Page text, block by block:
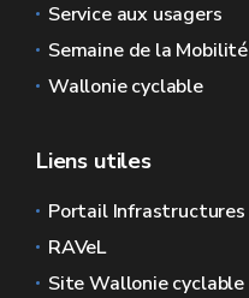
Service aux usagers
Semaine de la Mobilité
Wallonie cyclable
Liens utiles
Portail Infrastructures
RAVeL
Site Wallonie cyclable